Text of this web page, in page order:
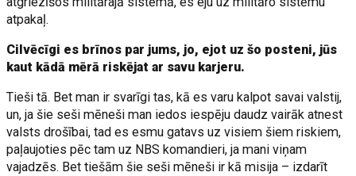
atpakaļ.
Cilvēcīgi es brīnos par jums, jo, ejot uz šo posteni, jūs
kaut kādā mērā riskējat ar savu karjeru.
Tieši tā. Bet man ir svarīgi tas, kā es varu kalpot savai valstij,
un, ja šie seši mēneši man iedos iespēju daudz vairāk atnest
valsts drošībai, tad es esmu gatavs uz visiem šiem riskiem,
paļaujoties pēc tam uz NBS komandieri, ja mani viņam
vajadzēs. Bet tiešām šie seši mēneši ir kā misija – izdarīt